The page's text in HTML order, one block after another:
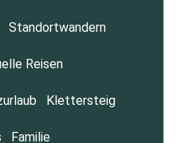
Standortwandern
Reisen
Klettersteig
Familie